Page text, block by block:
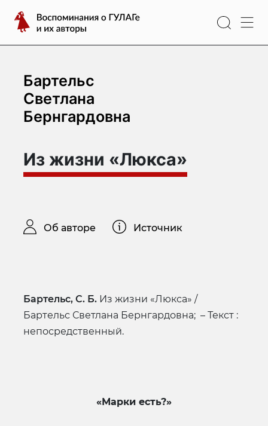
содержимому
Воспоминания
о
ГУЛАГе
их
авторы
Бартельс
Светлана
Бернгардовна
Из жизни «Люкса»
Об авторе Источник
Бартельс, С. Б. Из жизни «Люкса» /
Бартельс Светлана Бернгардовна; – Текст :
непосредственный.
«Марки есть?»